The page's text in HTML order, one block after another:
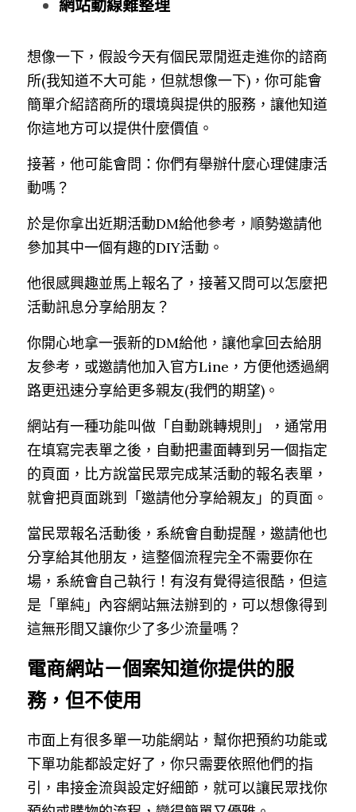
網站動線難整理
想像一下，假設今天有個民眾閒逛走進你的諮商
所(我知道不大可能，但就想像一下)，你可能會
簡單介紹諮商所的環境與提供的服務，讓他知道
你這地方可以提供什麼價值。
接著，他可能會問：你們有舉辦什麼心理健康活
動嗎？
於是你拿出近期活動DM給他參考，順勢邀請他
參加其中一個有趣的DIY活動。
他很感興趣並馬上報名了，接著又問可以怎麼把
活動訊息分享給朋友？
你開心地拿一張新的DM給他，讓他拿回去給朋
友參考，或邀請他加入官方Line，方便他透過網
路更迅速分享給更多親友(我們的期望)。
網站有一種功能叫做「自動跳轉規則」，通常用
在填寫完表單之後，自動把畫面轉到另一個指定
的頁面，比方說當民眾完成某活動的報名表單，
就會把頁面跳到「邀請他分享給親友」的頁面。
當民眾報名活動後，系統會自動提醒，邀請他也
分享給其他朋友，這整個流程完全不需要你在
場，系統會自己執行！有沒有覺得這很酷，但這
是「單純」內容網站無法辦到的，可以想像得到
這無形間又讓你少了多少流量嗎？
電商網站－個案知道你提供的服
務，但不使用
市面上有很多單一功能網站，幫你把預約功能或
下單功能都設定好了，你只需要依照他們的指
引，串接金流與設定好細節，就可以讓民眾找你